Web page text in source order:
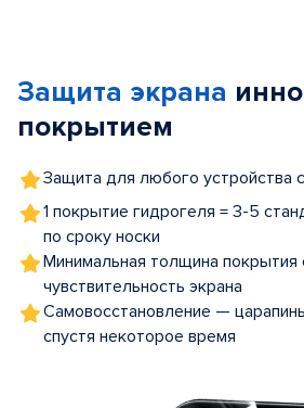
5
Защита экрана
покрытием
Защита для любого устройства
1 покрытие гидрогеля = 3-5
по сроку носки
Минимальная толщина покрытия
чувствительность экрана
Самовосстановление —
спустя некоторое время